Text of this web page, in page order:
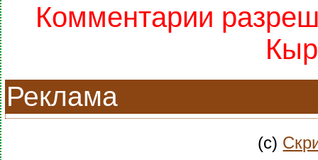
Комментарии
Реклама
(c)